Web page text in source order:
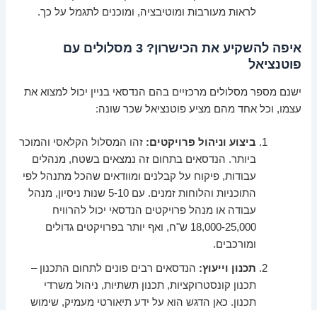
לראות מעורבות ומוטיבציה, ומוכנים לתגמל על כך.
איפה להשקיע את הכישרון? 3 מסלולים עם
פוטנציאל
ישנם מספר מסלולים מרכזיים בהם הנדסאי בניין יכול למצוא את
עצמו, וכל אחד מהם מציע פוטנציאל שכר שונה:
ביצוע וניהול פרויקטים: זהו המסלול הקלאסי והמוכר
ביותר. הנדסאים בתחום זה נמצאים בשטח, מנהלים
עבודות, פיקוח על קבלנים ומוודאים שהכל מתנהל לפי
התוכניות והלוחות זמנים. עם 5-10 שנות ניסיון, מנהל
עבודה או מנהל פרויקטים הנדסאי יכול להרוויח
18,000-25,000 ש"ח, ואף יותר בפרויקטים גדולים
ומורכבים.
תכנון וייעוץ: הנדסאים רבים פונים לתחום התכנון –
תכנון קונסטרוקציות, תכנון תשתיות, ניהול משרדי
תכנון. כאן הדגש הוא על ידע תיאורטי מעמיק, שימוש